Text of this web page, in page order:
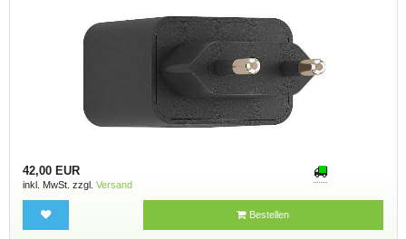
42,00 EUR
inkl. MwSt. zzgl. Versand
Bestellen